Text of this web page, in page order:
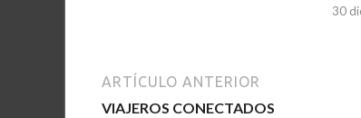
30
ARTÍCULO ANTERIOR
VIAJEROS CONECTADOS